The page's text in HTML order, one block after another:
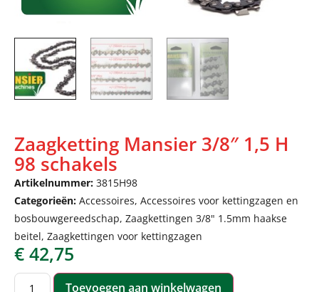
Zaagketting Mansier 3/8″ 1,5 H
98 schakels
Artikelnummer: 3815H98
Categorieën: Accessoires, Accessoires voor kettingzagen en
bosbouwgereedschap, Zaagkettingen 3/8" 1.5mm haakse
beitel, Zaagkettingen voor kettingzagen
€ 42,75
Toevoegen aan winkelwagen